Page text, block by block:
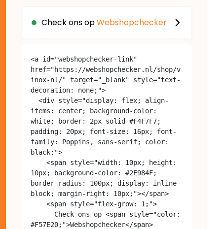
Check ons opWebshopchecker
<a id="webshopchecker-link"
href="https://webshopchecker.nl/shop/v
inox-nl/" target="_blank" style="text-
decoration: none;">
items: center; background-color:
white; border: 2px solid #F4F7F7;
padding: 20px; font-size: 16px; font-
family: Poppins, sans-serif; color:
black;">
10px; background-color: #2E984F;
border-radius: 100px; display: inline-
block; margin-right: 10px;"></span>
#F57E20;">Webshopchecker</span>